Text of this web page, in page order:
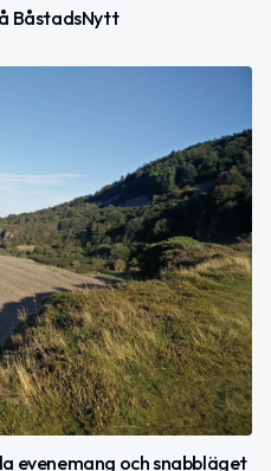
BåstadsNytt
evenemang och snabbläget